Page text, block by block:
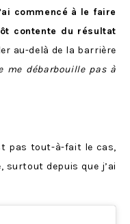
commencé à le faire
contente du résultat
au-delà de la barrière
me débarbouille pas à
pas tout-à-fait le cas,
surtout depuis que j’ai